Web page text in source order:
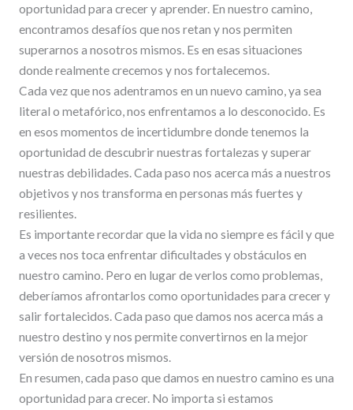
oportunidad para crecer y aprender. En nuestro camino,
encontramos desafíos que nos retan y nos permiten
superarnos a nosotros mismos. Es en esas situaciones
donde realmente crecemos y nos fortalecemos.
Cada vez que nos adentramos en un nuevo camino, ya sea
literal o metafórico, nos enfrentamos a lo desconocido. Es
en esos momentos de incertidumbre donde tenemos la
oportunidad de descubrir nuestras fortalezas y superar
nuestras debilidades. Cada paso nos acerca más a nuestros
objetivos y nos transforma en personas más fuertes y
resilientes.
Es importante recordar que la vida no siempre es fácil y que
a veces nos toca enfrentar dificultades y obstáculos en
nuestro camino. Pero en lugar de verlos como problemas,
deberíamos afrontarlos como oportunidades para crecer y
salir fortalecidos. Cada paso que damos nos acerca más a
nuestro destino y nos permite convertirnos en la mejor
versión de nosotros mismos.
En resumen, cada paso que damos en nuestro camino es una
oportunidad para crecer. No importa si estamos